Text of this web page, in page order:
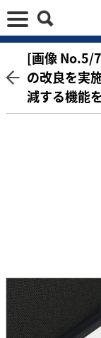
[画像 No.5/
の改良を実
減する機能